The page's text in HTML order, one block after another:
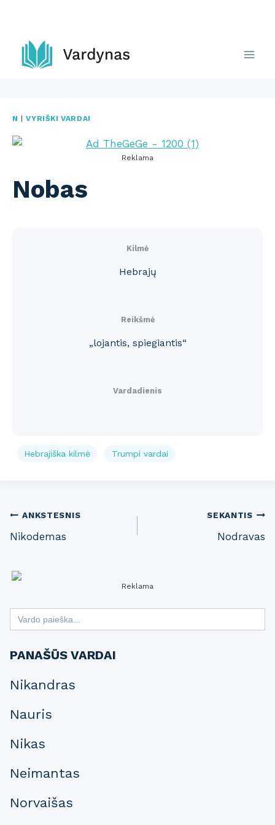
content
N |VYRIŠKI VARDAI
Reklama
Nobas
Kilmė
Hebrajų
Reikšmė
„lojantis, spiegiantis“
Vardadienis
Hebrajiška kilmė Trumpi vardai
Post
navigation
ANKSTESNIS
Nikodemas
SEKANTIS
Nodravas
Reklama
Search
for:
PANAŠŪS VARDAI
Nikandras
Nauris
Nikas
Neimantas
Norvaišas